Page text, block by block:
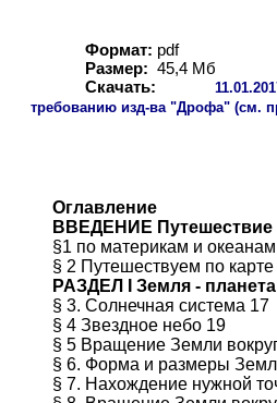
Формат: pdf
Размер: 45,4 Мб
Скачать:
11
требованию изд-ва "Дрофа" (см.
Оглавление
ВВЕДЕНИЕ Путешествие
§1 по материкам и
§ 2 Путешествуем по карте
РАЗДЕЛ I Земля -
§ 3. Солнечная система 17
§ 4 Звездное небо 19
§ 5 Вращение Земли
§ 6. Форма и размеры
§ 7. Нахождение нужной